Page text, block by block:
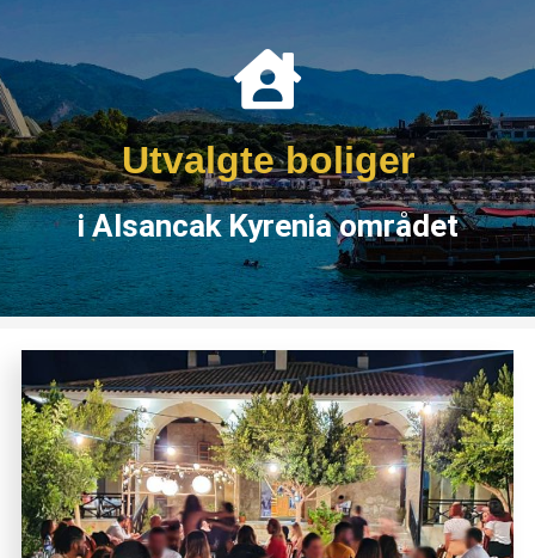
Utvalgte boliger
i Alsancak Kyrenia området
Startpriser fra GBP £ 80 000
Leilighet, rekkehus, tomannsbolig,
bungalow eller villa
Klikk her